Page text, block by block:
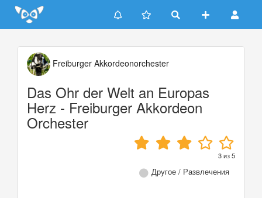
Update cookies preferences
Freiburger Akkordeonorchester
Das Ohr der Welt an Europas
Herz - Freiburger Akkordeon
Orchester
3из5
Другое / Развлечения